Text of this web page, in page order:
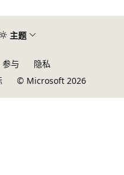
主题
参与
隐私
© Microsoft 2026